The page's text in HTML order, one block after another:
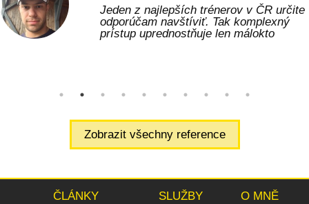
Jeden z najlepších trénerov v ČR určite
odporúčam navštíviť. Tak komplexný
prístup uprednostňuje len málokto
Zobrazit všechny reference
ČLÁNKY SLUŽBY O MNĚ